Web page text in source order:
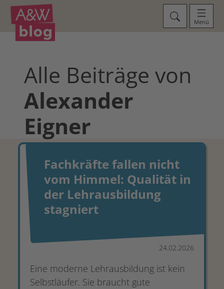
Menü
Alle Beiträge von
Alexander
Eigner
Fachkräfte fallen nicht
vom Himmel: Qualität in
der Lehrausbildung
stagniert
Eine moderne Lehrausbildung ist kein
Selbstläufer. Sie braucht gute
24.02.2026